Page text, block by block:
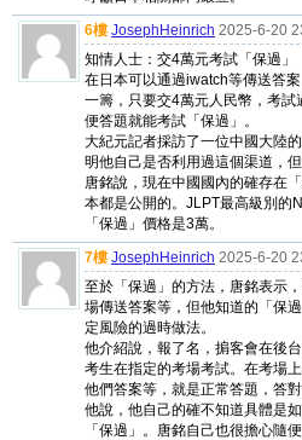
6樓 JosephHeinrich 2025-6-20
知情人士：交4萬元考試「保過」
在日本可以通過iwatch等傳送答
一籌，只要交4萬元人民幣，考
便答題就能考試「保過」。
大紀元記者採訪了一位中國大陸
明他自己是否利用過這個渠道，
唐銘說，現在中國國內的確存在
本都是公開的。JLPT最高級別的
「保過」價格是3萬。
7樓 JosephHeinrich 2025-6-20
至於「保過」的方法，唐銘表示
場傳送答案等，但他知道的「保
定風險的過時做法。
他介紹說，報了名，掮客會在後
考生在指定的考場考試。在考場
他們答案等，就是正常答題，答對
他說，他自己的確不知道具體是
「保過」。唐銘自己也很擔心隨